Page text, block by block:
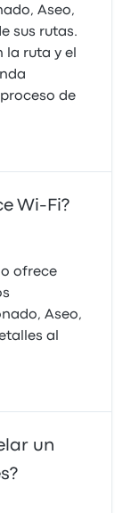
Aseo,
sus rutas.
la ruta y el
de
Wi-Fi?
ofrece
Aseo,
al
un